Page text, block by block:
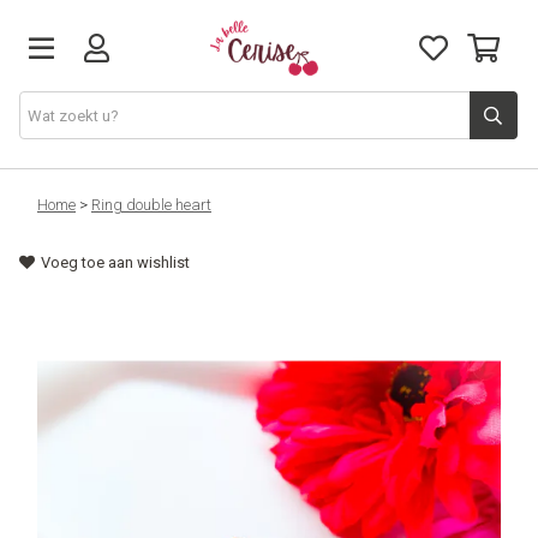
Just arrived
Juwelen & Accessoires
Lifestyle & Gifts
Home > Ring double heart
Voeg toe aan wishlist